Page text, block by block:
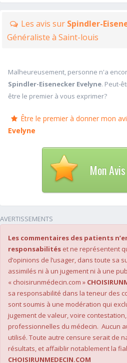
Les avis sur Spindler-
Généraliste à Saint-louis
Malheureusement, personne n'a
Spindler-Eisenecker Evelyne. Peut-
être le premier à vous exprimer?
Être le premier à donner mon
Evelyne
Mon Avis
AVERTISSEMENTS
Les commentaires des patients
responsabilités et ne représentent
d’opinions de l’usager, dans toute sa
assimilés ni à un jugement ni à une
« choisirunmédecin.com »
sa responsabilité dans la teneur des
sont soumis à une modération qui
jugement de valeur, voire
professionnelles du médecin. Aucun
utilisé. Toute autre censure serait de
résultats, et affaiblir notablement la
CHOISIRUNMEDECIN.COM